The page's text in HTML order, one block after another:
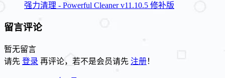
强力清理 - Powerful Cleaner v11.10.5 修补版
留言评论
暂无留言
请先 登录 再评论，若不是会员请先 注册！